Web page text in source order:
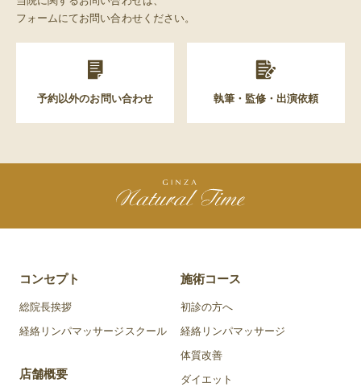
フォームにてお問い合わせください。
予約以外のお問い合わせ 執筆・監修・出演依頼
コンセプト
総院長挨拶
経絡リンパマッサージスクール
店舗概要
施術コース
初診の方へ
経絡リンパマッサージ
体質改善
ダイエット